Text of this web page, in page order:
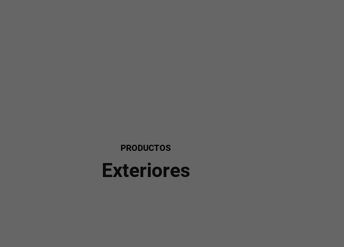
PRODUCTOS
Exteriores